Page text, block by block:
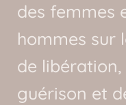
des femmes
hommes sur
de libération,
guérison et